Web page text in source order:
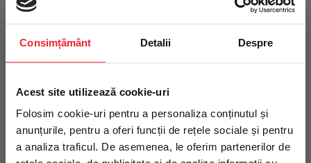
Consimțământ Detalii Despre
Acest site utilizează cookie-uri
Folosim cookie-uri pentru a personaliza conținutul și
anunțurile, pentru a oferi funcții de rețele sociale și pentru
a analiza traficul. De asemenea, le oferim partenerilor de
Ghilotine pavele
Moto-compresoare, surse hidraulice
Motocompresoare tractabile
Compactoare
Compactoare
Maiuri compactoare
Intră în echipa
profesioniștilor TRITON
Fii primul care află despre noutăți,